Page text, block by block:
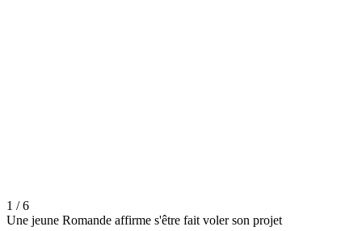
1 / 6
Une jeune Romande affirme s'être fait voler son projet